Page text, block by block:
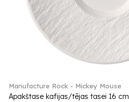
Manufacture Rock - Mickey Mouse
Apakštase kafijas/tējas tasei 16 cm